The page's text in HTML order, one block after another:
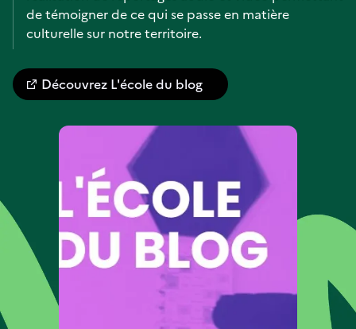
de témoigner de ce qui se passe en matière
culturelle sur notre territoire.
Découvrez L'école du blog